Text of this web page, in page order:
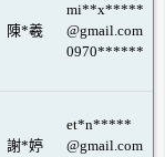
陳*羲
mi**x*****
@gmail.com
0970******
謝*婷
et*n*****
@gmail.com